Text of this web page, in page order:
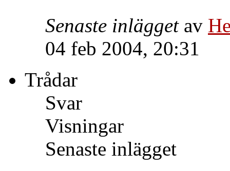
Senaste inlägget av
04 feb 2004, 20:31
Trådar
Svar
Visningar
Senaste inlägget